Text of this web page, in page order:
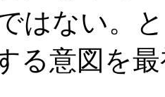
はない。
る意図を